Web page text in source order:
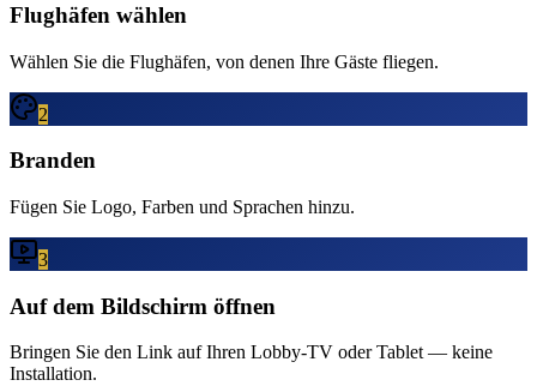
Flughäfen wählen
Wählen Sie die Flughäfen, von denen Ihre Gäste fliegen.
2
Branden
Fügen Sie Logo, Farben und Sprachen hinzu.
3
Auf dem Bildschirm öffnen
Bringen Sie den Link auf Ihren Lobby-TV oder Tablet — keine
Installation.